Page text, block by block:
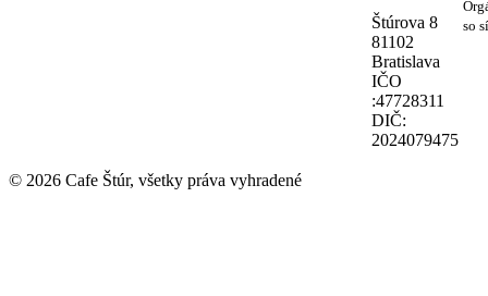
Štúrova 8
81102
Bratislava
IČO
:47728311
DIČ:
2024079475
so
© 2026 Cafe Štúr, všetky práva vyhradené